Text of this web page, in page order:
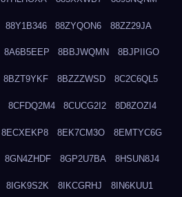
88Y1B346 88ZYQON6 88ZZ29JA
8A6B5EEP 8BBJWQMN 8BJPIIGO
8BZT9YKF 8BZZZWSD 8C2C6QL5
8CFDQ2M4 8CUCG2I2 8D8ZOZI4
8ECXEKP8 8EK7CM3O 8EMTYC6G
8GN4ZHDF 8GP2U7BA 8HSUN8J4
8IGK9S2K 8IKCGRHJ 8IN6KUU1